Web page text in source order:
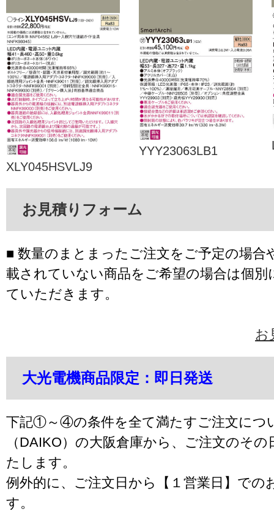
XLY045HSVLJ9
YYY23063LB1
お見積りフォーム
■ 数量のまとまったご注文をご予定の場合
載されていない商品をご希望の場合は個別
ていただきます。
お
大光電機商品限定：即日発送
下記①～④の条件を全て満たすご注文につ
（DAIKO）の大阪倉庫から、ご注文のそ
たします。
例外的に、ご注文日から【１営業日】での
す。